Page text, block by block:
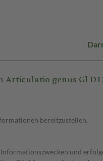
genus Gl
bereitzustellen.
und